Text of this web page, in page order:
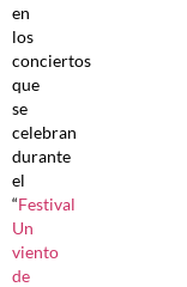
en
los
conciertos
que
se
celebran
durante
el
“Festival
Un
viento
de